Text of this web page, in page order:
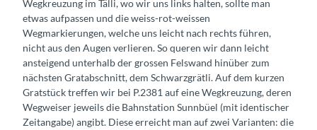
Wegkreuzung im Tälli, wo wir uns links halten, sollte man
etwas aufpassen und die weiss-rot-weissen
Wegmarkierungen, welche uns leicht nach rechts führen,
nicht aus den Augen verlieren. So queren wir dann leicht
ansteigend unterhalb der grossen Felswand hinüber zum
nächsten Gratabschnitt, dem Schwarzgrätli. Auf dem kurzen
Gratstück treffen wir bei P.2381 auf eine Wegkreuzung, deren
Wegweiser jeweils die Bahnstation Sunnbüel (mit identischer
Zeitangabe) angibt. Diese erreicht man auf zwei Varianten: die